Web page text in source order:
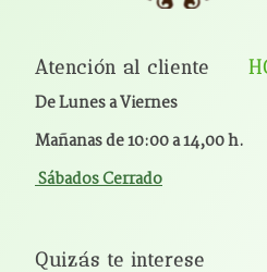
Atención al cliente
De Lunes a Viernes
Mañanas de 10:00 a 14,00 h.
Sábados Cerrado
Quizás te interese